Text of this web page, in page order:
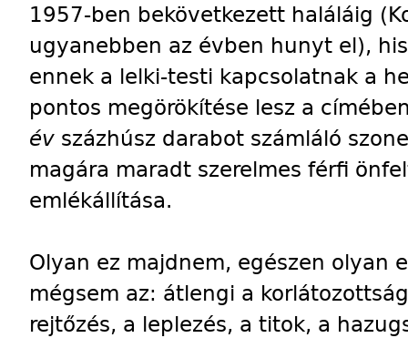
1957-ben bekövetkezett haláláig
ugyanebben az évben hunyt el),
ennek a lelki-testi kapcsolatnak a
pontos megörökítése lesz a
év százhúsz darabot számláló
magára maradt szerelmes férfi
emlékállítása.
Olyan ez majdnem, egészen olyan
mégsem az: átlengi a
rejtőzés, a leplezés, a titok, a